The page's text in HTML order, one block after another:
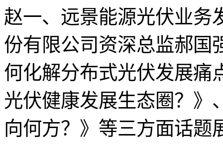
赵一、远景能源光伏业务
份有限公司资深总监郝国
何化解分布式光伏发展痛
光伏健康发展生态圈？》
向何方？》等三方面话题